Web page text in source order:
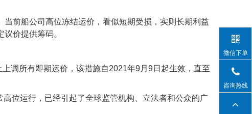
前船公司高位冻结运价，看似短期受损，实则长期利益
价提供筹码。
调所有即期运价，该措施自2021年9月9日起生效，直至
位运行，已经引起了全球监管机构、立法者和公众的广
微信下单
咨询热线